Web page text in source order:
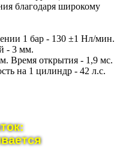
благодаря широкому
1 бар - 130 ±1 Нл/мин.
- 3 мм.
Время открытия - 1,9 мс.
на 1 цилиндр - 42 л.с.